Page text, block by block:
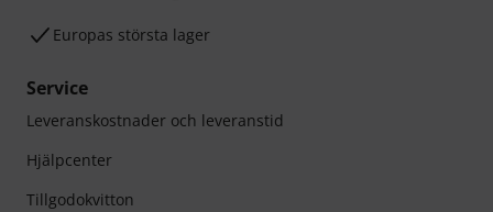
Europas största lager
Service
Leveranskostnader och leveranstid
Hjälpcenter
Tillgodokvitton